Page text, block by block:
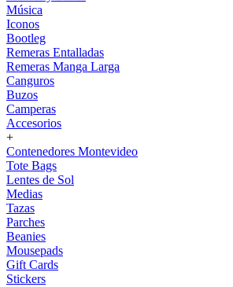
Música
Iconos
Bootleg
Remeras Entalladas
Remeras Manga Larga
Canguros
Buzos
Camperas
Accesorios
+
Contenedores Montevideo
Tote Bags
Lentes de Sol
Medias
Tazas
Parches
Beanies
Mousepads
Gift Cards
Stickers